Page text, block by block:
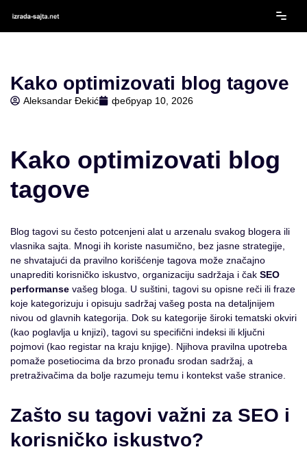
Kako optimizovati blog tagove
Aleksandar Đekić фебруар 10, 2026
Kako optimizovati blog
tagove
Blog tagovi su često potcenjeni alat u arzenalu svakog blogera ili
vlasnika sajta. Mnogi ih koriste nasumično, bez jasne strategije,
ne shvatajući da pravilno korišćenje tagova može značajno
unaprediti korisničko iskustvo, organizaciju sadržaja i čak SEO
performanse vašeg bloga. U suštini, tagovi su opisne reči ili fraze
koje kategorizuju i opisuju sadržaj vašeg posta na detaljnijem
nivou od glavnih kategorija. Dok su kategorije široki tematski okviri
(kao poglavlja u knjizi), tagovi su specifični indeksi ili ključni
pojmovi (kao registar na kraju knjige). Njihova pravilna upotreba
pomaže posetiocima da brzo pronađu srodan sadržaj, a
pretraživačima da bolje razumeju temu i kontekst vaše stranice.
Zašto su tagovi važni za SEO i
korisničko iskustvo?